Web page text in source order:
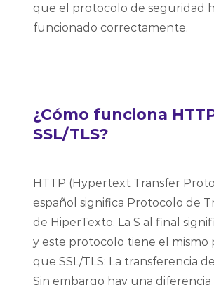
que el protocolo de seguridad
funcionado correctamente.
¿Cómo funciona
SSL/TLS?
HTTP (Hypertext Transfer
español significa Protocolo de
de HiperTexto. La S al final
y este protocolo tiene el mismo
que SSL/TLS: La transferencia
Sin embargo hay una